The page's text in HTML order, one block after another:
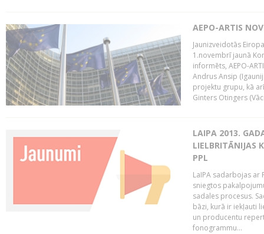
AEPO-ARTIS
Jaunizveidotās
1.novembrī jaunā
informēts, AEPO-
Andrus Ansip
projektu grupu, kā
Ginters Otingers
LAIPA 2013.
LIELBRITĀNIJAS
PPL
LaIPA sadarbojas
sniegtos
sadales procesus.
bāzi, kurā ir iekļauti
un producentu
fonogrammu...